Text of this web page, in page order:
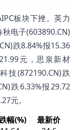
板块下挫。英力
电子(603890.CN)
跌8.84%报15.36
元，思泉新材
技(872190.CN)跌
跌6.33%报29.72
元。
幅(%)
最新价